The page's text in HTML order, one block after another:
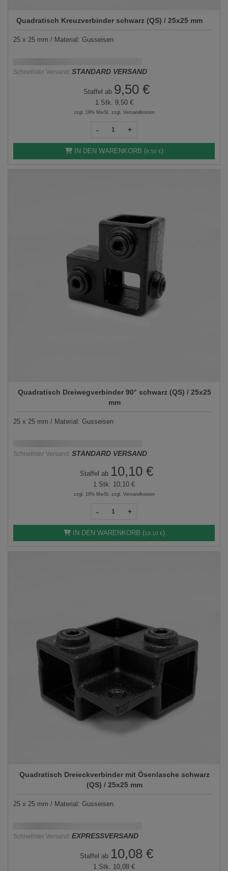
Quadratisch Kreuzverbinder schwarz (QS) / 25x25 mm
25 x 25 mm / Material: Gusseisen
Schnellster Versand: STANDARD VERSAND
Staffel ab 9,50 €
1 Stk. 9,50 €
zzgl. 19% MwSt, zzgl. Versandkosten
- +
IN DEN WARENKORB (9,50 €)
Quadratisch Dreiwegverbinder 90° schwarz (QS) / 25x25
mm
25 x 25 mm / Material: Gusseisen
Schnellster Versand: STANDARD VERSAND
Staffel ab 10,10 €
1 Stk. 10,10 €
zzgl. 19% MwSt, zzgl. Versandkosten
- +
IN DEN WARENKORB (10,10 €)
Quadratisch Dreieckverbinder mit Ösenlasche schwarz
(QS) / 25x25 mm
25 x 25 mm / Material: Gusseisen
Schnellster Versand: EXPRESSVERSAND
Staffel ab 10,08 €
1 Stk. 10,08 €